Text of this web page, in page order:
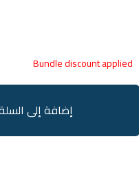
Bundle discount applied
إضافة إلى